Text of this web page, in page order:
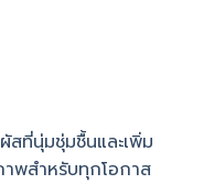
สที่นุ่มชุ่มชื้นและเพิ่ม
พสำหรับทุกโอกาส